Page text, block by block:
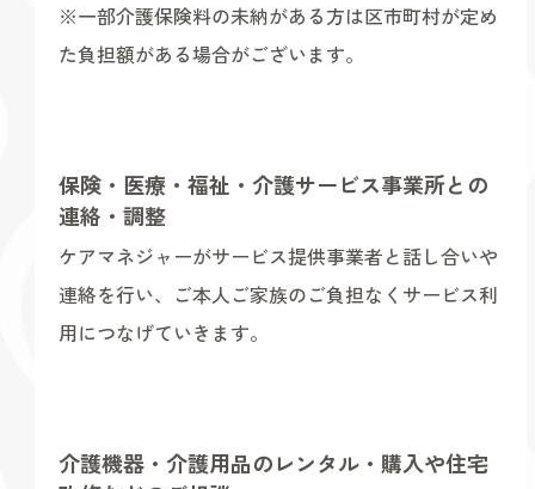
※一部介護保険料の未納がある方は区市町村が定め
た負担額がある場合がございます。
保険・医療・福祉・介護サービス事業所との
連絡・調整
ケアマネジャーがサービス提供事業者と話し合いや
連絡を行い、ご本人ご家族のご負担なくサービス利
用につなげていきます。
介護機器・介護用品のレンタル・購入や住宅